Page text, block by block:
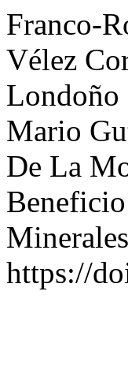
Franco-
Vélez
Londoño
Mario
De La
https://